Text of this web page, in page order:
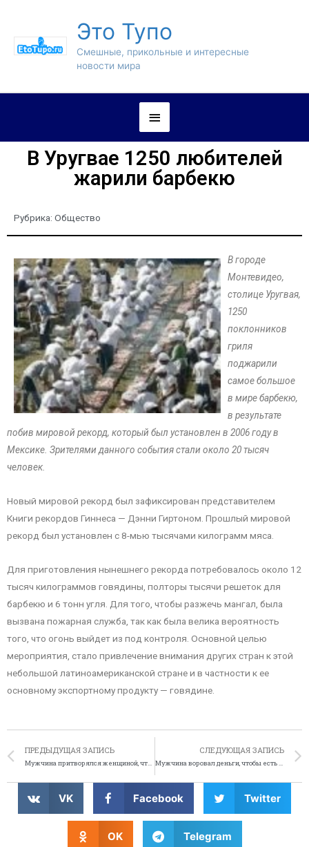
Это Тупо
Смешные, прикольные и интересные
новости мира
В Уругвае 1250 любителей
жарили барбекю
Рубрика: Общество
В городе
Монтевидео,
столице Уругвая,
1250
поклонников
гриля
поджарили
самое большое
в мире барбекю,
в результате
побив мировой рекорд, который был установлен в 2006 году в
Мексике. Зрителями данного события стали около 20 тысяч
человек.
Новый мировой рекорд был зафиксирован представителем
Книги рекордов Гиннеса — Дэнни Гиртоном. Прошлый мировой
рекорд был установлен с 8-мью тысячами килограмм мяса.
Для приготовления нынешнего рекорда потребовалось около 12
тысяч килограммов говядины, полторы тысячи решеток для
барбекю и 6 тонн угля. Для того, чтобы разжечь мангал, была
вызвана пожарная служба, так как была велика вероятность
того, что огонь выйдет из под контроля. Основной целью
мероприятия, стало привлечение внимания других стран к этой
небольшой латиноамериканской стране и в частности к ее
основному экспортному продукту — говядине.
ПРЕДЫДУЩАЯ ЗАПИСЬ
Мужчина притворялся женщиной, чтобы получать медицинские услуги
СЛЕДУЮЩАЯ ЗАПИСЬ
Мужчина воровал деньги, чтобы есть пиццу
VK Facebook Twitter
OK Telegram